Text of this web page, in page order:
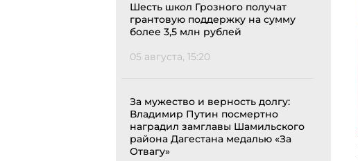
Шесть школ Грозного получат
грантовую поддержку на сумму
более 3,5 млн рублей
05 августа, 15:20
За мужество и верность долгу:
Владимир Путин посмертно
наградил замглавы Шамильского
района Дагестана медалью «За
Отвагу»